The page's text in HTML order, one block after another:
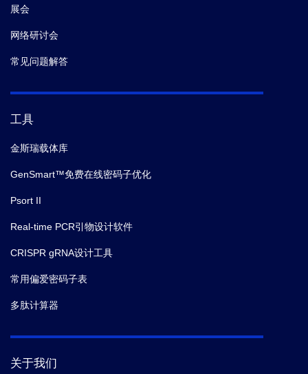
展会
网络研讨会
常见问题解答
工具
金斯瑞载体库
GenSmart™免费在线密码子优化
Psort II
Real-time PCR引物设计软件
CRISPR gRNA设计工具
常用偏爱密码子表
多肽计算器
关于我们